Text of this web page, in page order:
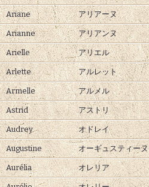
Ariane アリアーヌ
Arianne アリアンヌ
Arielle アリエル
Arlette アルレット
Armelle アルメル
Astrid アストリ
Audrey オドレイ
Augustine オーギュスティーヌ
Aurélia オレリア